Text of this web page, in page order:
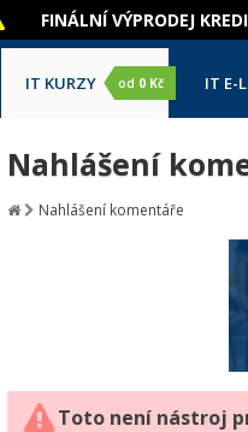
FINÁLNÍ VÝPRODEJ
IT KURZY od 0 Kč IT E-
Nahlášení
Nahlášení komentáře
Toto není nástroj